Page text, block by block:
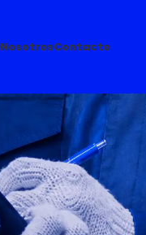
NosotrosContacto